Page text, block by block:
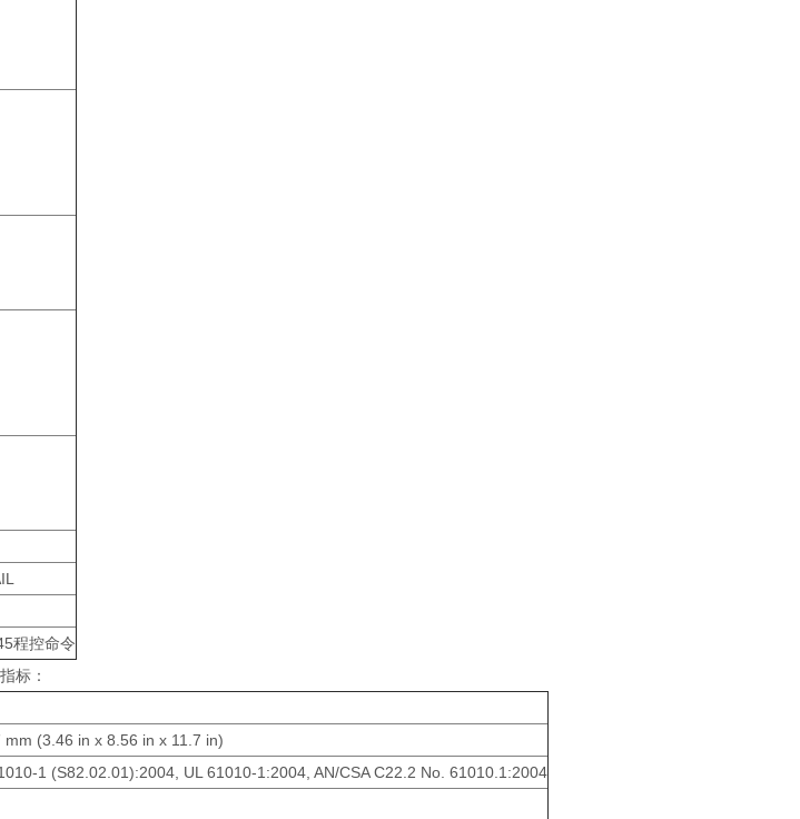
程控命令
标：
mm (3.46 in x 8.56 in x 11.7 in)
1 (S82.02.01):2004, UL 61010-1:2004, AN/CSA C22.2 No. 61010.1:2004